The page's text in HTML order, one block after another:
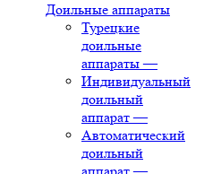
Доильные аппараты
Турецкие
доильные
аппараты —
Индивидуальный
доильный
аппарат —
Автоматический
доильный